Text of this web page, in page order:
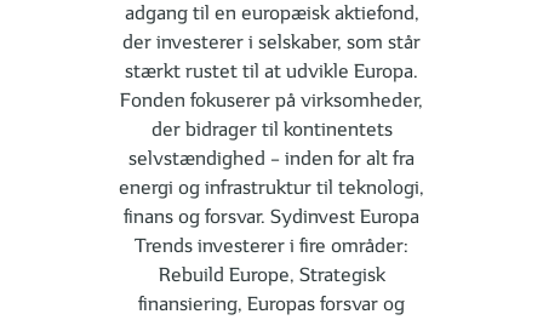
adgang til en europæisk aktiefond,
der investerer i selskaber, som står
stærkt rustet til at udvikle Europa.
Fonden fokuserer på virksomheder,
der bidrager til kontinentets
selvstændighed – inden for alt fra
energi og infrastruktur til teknologi,
finans og forsvar. Sydinvest Europa
Trends investerer i fire områder:
Rebuild Europe, Strategisk
finansiering, Europas forsvar og